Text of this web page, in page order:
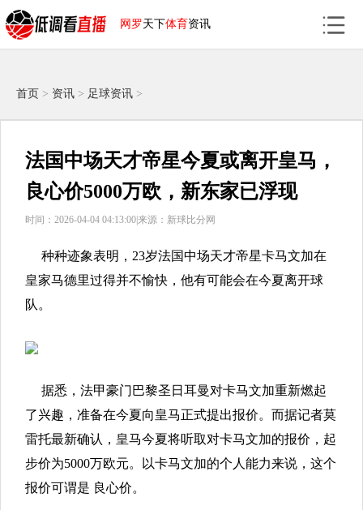
网罗天下体育资讯
首页 > 资讯 > 足球资讯 >
法国中场天才帝星今夏或离开皇马，
良心价5000万欧，新东家已浮现
时间：2026-04-04 04:13:00|来源：新球比分网
种种迹象表明，23岁法国中场天才帝星卡马文加在
皇家马德里过得并不愉快，他有可能会在今夏离开球
队。
据悉，法甲豪门巴黎圣日耳曼对卡马文加重新燃起
了兴趣，准备在今夏向皇马正式提出报价。而据记者莫
雷托最新确认，皇马今夏将听取对卡马文加的报价，起
步价为5000万欧元。以卡马文加的个人能力来说，这个
报价可谓是 良心价。